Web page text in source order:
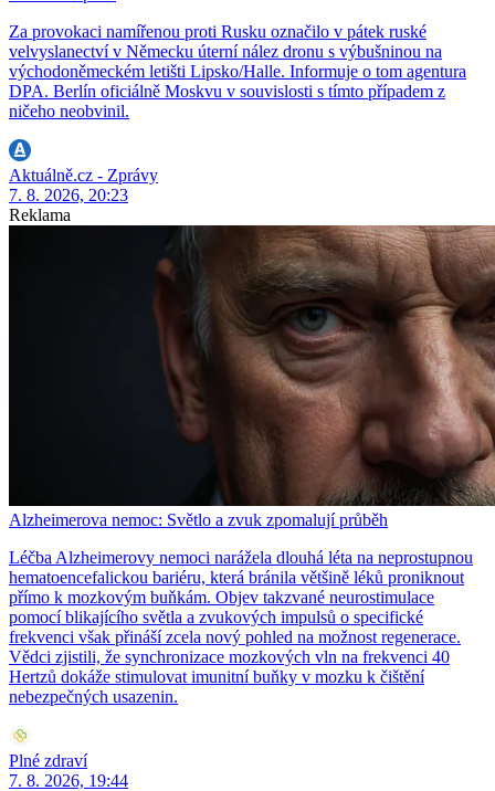
Za provokaci namířenou proti Rusku označilo v pátek ruské
velvyslanectví v Německu úterní nález dronu s výbušninou na
východoněmeckém letišti Lipsko/Halle. Informuje o tom agentura
DPA. Berlín oficiálně Moskvu v souvislosti s tímto případem z
ničeho neobvinil.
Aktuálně.cz - Zprávy
7. 8. 2026, 20:23
Reklama
Alzheimerova nemoc: Světlo a zvuk zpomalují průběh
Léčba Alzheimerovy nemoci narážela dlouhá léta na neprostupnou
hematoencefalickou bariéru, která bránila většině léků proniknout
přímo k mozkovým buňkám. Objev takzvané neurostimulace
pomocí blikajícího světla a zvukových impulsů o specifické
frekvenci však přináší zcela nový pohled na možnost regenerace.
Vědci zjistili, že synchronizace mozkových vln na frekvenci 40
Hertzů dokáže stimulovat imunitní buňky v mozku k čištění
nebezpečných usazenin.
Plné zdraví
7. 8. 2026, 19:44